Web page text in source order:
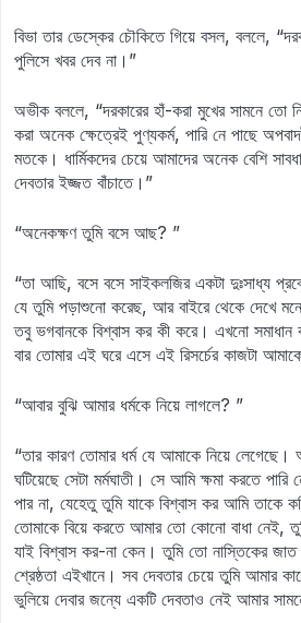
বিভা তার ডেস্কের চৌকিতে গিয়ে বসল, বললে,
পুলিসে খবর দেব না।”
অভীক বললে, “দরকারের হাঁ-করা মুখের সামনে
করা অনেক ক্ষেত্রেই পুণ্যকর্ম, পারি নে পাছে
মতকে। ধার্মিকদের চেয়ে আমাদের অনেক বেশি
দেবতার ইজ্জত বাঁচাতে।”
“অনেকক্ষণ তুমি বসে আছ? ”
“তা আছি, বসে বসে সাইকলজির একটা দুঃসাধ্য
যে তুমি পড়াশুনো করেছ, আর বাইরে থেকে দেখে
তবু ভগবানকে বিশ্বাস কর কী করে। এখনো সমাধান
বার তোমার এই ঘরে এসে এই রিসর্চের কাজটা
“আবার বুঝি আমার ধর্মকে নিয়ে লাগলে? ”
“তার কারণ তোমার ধর্ম যে আমাকে নিয়ে লেগেছে।
ঘটিয়েছে সেটা মর্মঘাতী। সে আমি ক্ষমা করতে
পার না, যেহেতু তুমি যাকে বিশ্বাস কর আমি তাকে
তোমাকে বিয়ে করতে আমার তো কোনো বাধা নেই,
যাই বিশ্বাস কর-না কেন। তুমি তো নাস্তিকের জাত
শ্রেষ্ঠতা এইখানে। সব দেবতার চেয়ে তুমি আমার
ভুলিয়ে দেবার জন্যে একটি দেবতাও নেই আমার